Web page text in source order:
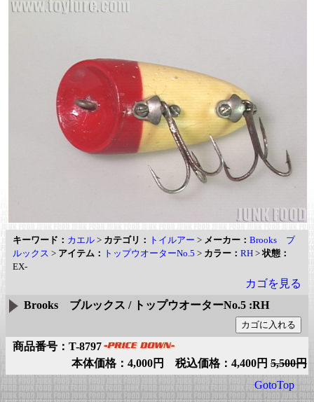
キーワード： カエル > カテゴリ： トイルアー > メーカー： Brooks ブ
ルックス > アイテム： トップウオーターNo.5 > カラー： RH >状態：
EX-
カゴを見る
Brooks ブルックス / トップウオーターNo.5 :RH
商品番号：T-8797
本体価格：4,000円 税込価格：4,400円 5,500円
GotoTop